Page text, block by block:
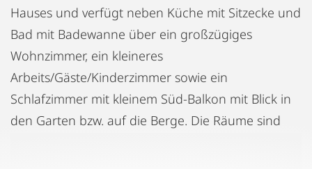
Hauses und verfügt neben Küche mit Sitzecke und
Bad mit Badewanne über ein großzügiges
Wohnzimmer, ein kleineres
Arbeits/Gäste/Kinderzimmer sowie ein
Schlafzimmer mit kleinem Süd-Balkon mit Blick in
den Garten bzw. auf die Berge. Die Räume sind